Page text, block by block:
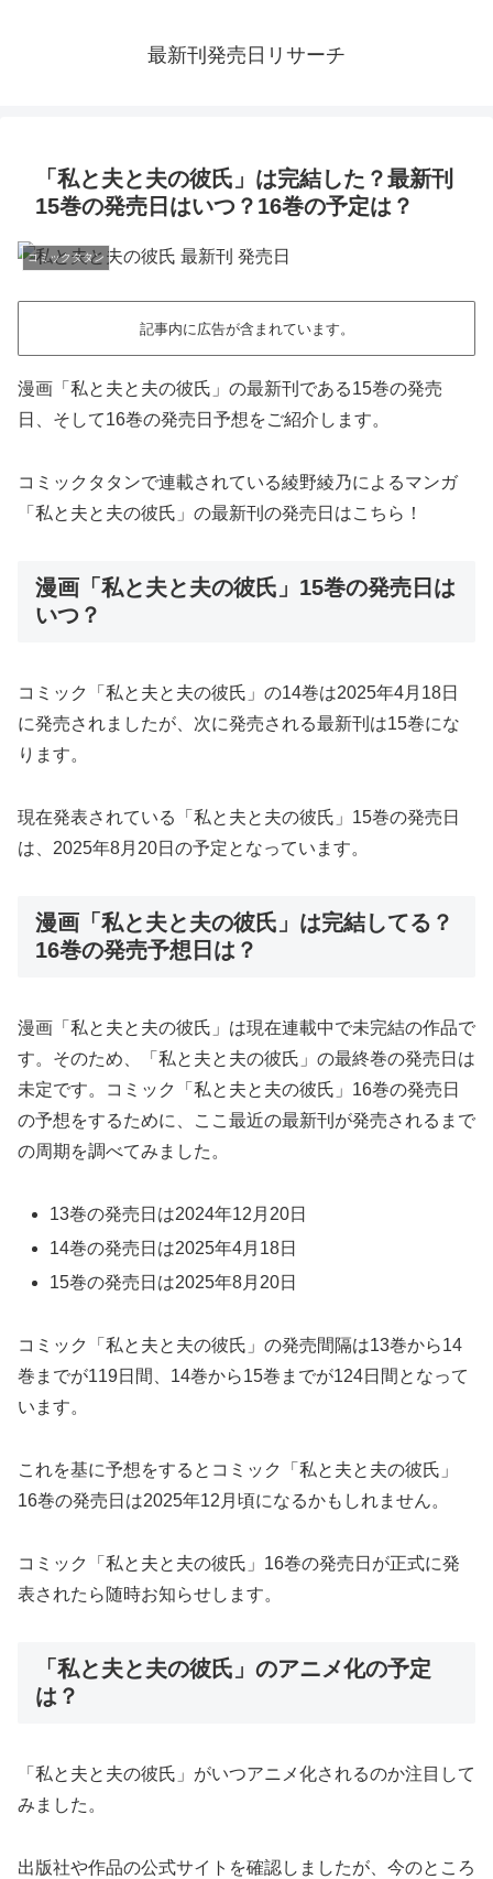
最新刊発売日リサーチ
「私と夫と夫の彼氏」は完結した？最新刊
15巻の発売日はいつ？16巻の予定は？
コミックタタン
記事内に広告が含まれています。
漫画「私と夫と夫の彼氏」の最新刊である15巻の発売
日、そして16巻の発売日予想をご紹介します。
コミックタタンで連載されている綾野綾乃によるマンガ
「私と夫と夫の彼氏」の最新刊の発売日はこちら！
漫画「私と夫と夫の彼氏」15巻の発売日は
いつ？
コミック「私と夫と夫の彼氏」の14巻は2025年4月18日
に発売されましたが、次に発売される最新刊は15巻にな
ります。
現在発表されている「私と夫と夫の彼氏」15巻の発売日
は、2025年8月20日の予定となっています。
漫画「私と夫と夫の彼氏」は完結してる？
16巻の発売予想日は？
漫画「私と夫と夫の彼氏」は現在連載中で未完結の作品で
す。そのため、「私と夫と夫の彼氏」の最終巻の発売日は
未定です。コミック「私と夫と夫の彼氏」16巻の発売日
の予想をするために、ここ最近の最新刊が発売されるまで
の周期を調べてみました。
13巻の発売日は2024年12月20日
14巻の発売日は2025年4月18日
15巻の発売日は2025年8月20日
コミック「私と夫と夫の彼氏」の発売間隔は13巻から14
巻までが119日間、14巻から15巻までが124日間となって
います。
これを基に予想をするとコミック「私と夫と夫の彼氏」
16巻の発売日は2025年12月頃になるかもしれません。
コミック「私と夫と夫の彼氏」16巻の発売日が正式に発
表されたら随時お知らせします。
「私と夫と夫の彼氏」のアニメ化の予定
は？
「私と夫と夫の彼氏」がいつアニメ化されるのか注目して
みました。
出版社や作品の公式サイトを確認しましたが、今のところ